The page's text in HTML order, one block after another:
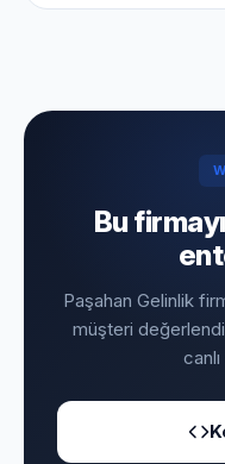
Bu
Paşahan Gelinlik
müşteri